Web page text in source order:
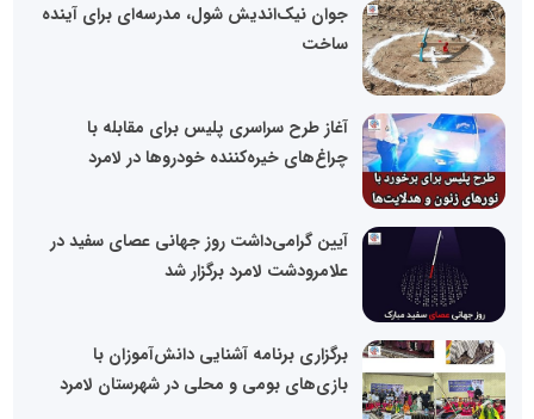
جوان نیک‌اندیش شول، مدرسه‌ای برای آینده
ساخت
آغاز طرح سراسری پلیس برای مقابله با
چراغ‌های خیره‌کننده خودروها در لامرد
آیین گرامی‌داشت روز جهانی عصای سفید در
علامرودشت لامرد برگزار شد
برگزاری برنامه آشنایی دانش‌آموزان با
بازی‌های بومی و محلی در شهرستان لامرد